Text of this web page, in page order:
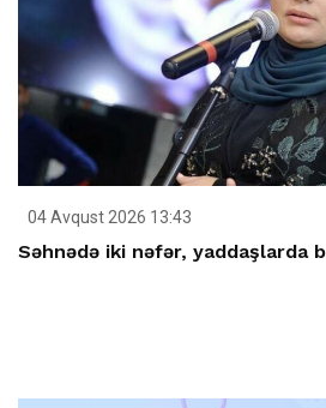
04 Avqust 2026 13:43
Səhnədə iki nəfər, yaddaşlarda